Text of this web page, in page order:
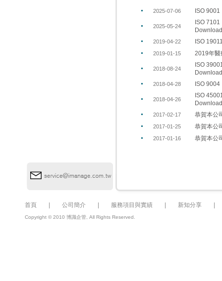
2025-07-06 ISO
2025-05-24
ISO
2019-04-22 ISO
2019-01-15 2019年醫
2018-08-24
ISO
2018-04-28 ISO
2018-04-26
ISO
2017-02-17 恭賀本公
2017-01-25 恭賀本公
2017-01-16 恭賀本公
首頁 公司簡介 服務項目與實績 新知分享
Copyright © 2010 博識企管, All Rights Reserved.